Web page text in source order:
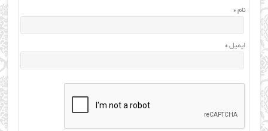
نام*
ایمیل*